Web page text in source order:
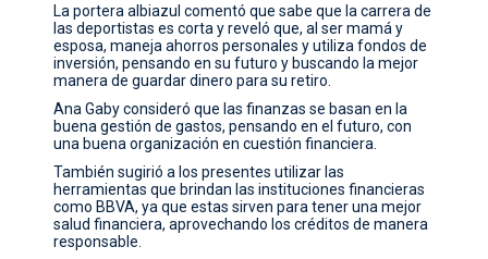
La portera albiazul comentó que sabe que la carrera de
las deportistas es corta y reveló que, al ser mamá y
esposa, maneja ahorros personales y utiliza fondos de
inversión, pensando en su futuro y buscando la mejor
manera de guardar dinero para su retiro.
Ana Gaby consideró que las finanzas se basan en la
buena gestión de gastos, pensando en el futuro, con
una buena organización en cuestión financiera.
También sugirió a los presentes utilizar las
herramientas que brindan las instituciones financieras
como BBVA, ya que estas sirven para tener una mejor
salud financiera, aprovechando los créditos de manera
responsable.